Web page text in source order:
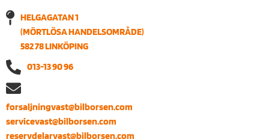
HELGAGATAN 1
(MÖRTLÖSA HANDELSOMRÅDE)
582 78 LINKÖPING
013-13 90 96
forsaljningvast@bilborsen.com
servicevast@bilborsen.com
reservdelarvast@bilborsen.com